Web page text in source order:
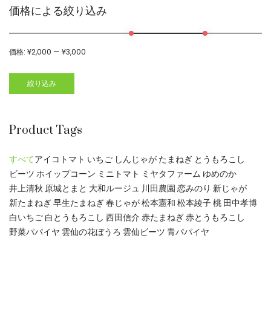
価格による絞り込み
絞り込み
価格: ¥2,000 — ¥3,000
Product Tags
すべてアイコトマト いちご しんじゃが たまねぎ とうもろこし
ビーツ ホイップコーン ミニトマト ミヤタファーム ゆめのか
井上清秋原城とまと 大和ルージュ 川田農園 恋みのり 新じゃが
新たまねぎ早生たまねぎ春じゃが松本憲和 松本綾子桃 田中孝博
白いちご 白とうもろこし 西田信介 赤たまねぎ赤とうもろこし
野菜パパイヤ 雲仙の花ぼうろ 雲仙ビーツ 青パパイヤ